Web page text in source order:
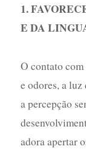
1.
E DA
O contato com
e odores, a
a percepção
adora apertar